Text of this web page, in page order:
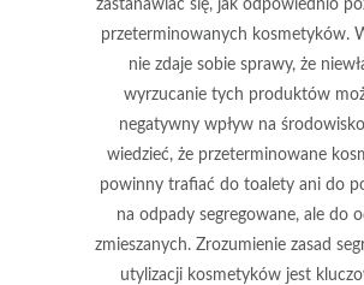
zastanawiać się, jak odpowiednio
przeterminowanych kosmetyków.
nie zdaje sobie sprawy, że
wyrzucanie tych produktów
negatywny wpływ na
wiedzieć, że przeterminowane
powinny trafiać do toalety ani do
na odpady segregowane, ale do
zmieszanych. Zrozumienie zasad
utylizacji kosmetyków jest